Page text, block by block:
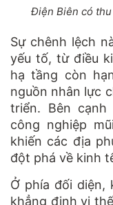
Điện Biên có
Sự chênh lệch
yếu tố, từ điều
hạ tầng còn
nguồn nhân lực
triển. Bên
công nghiệp
khiến các địa
đột phá về kinh
Ở phía đối
khẳng định vị